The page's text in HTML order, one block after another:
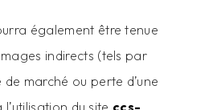
également être tenue
indirects (tels par
marché ou perte d’une
du site ccs-